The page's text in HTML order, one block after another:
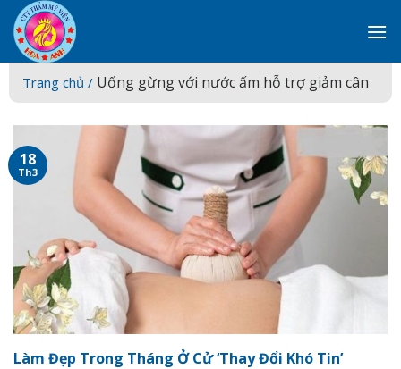
Skip
to
content
Trang chủ / Uống gừng với nước ấm hỗ trợ giảm cân
Làm Đẹp Trong Tháng Ở Cử ‘Thay Đổi Khó Tin’
18
Th3